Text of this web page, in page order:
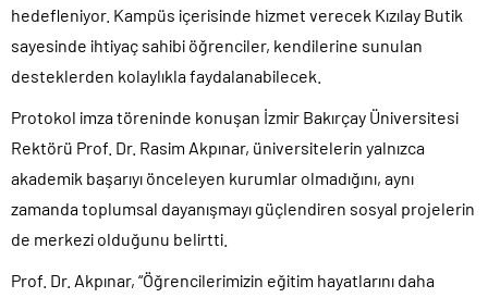
hedefleniyor. Kampüs içerisinde hizmet verecek Kızılay Butik
sayesinde ihtiyaç sahibi öğrenciler, kendilerine sunulan
desteklerden kolaylıkla faydalanabilecek.
Protokol imza töreninde konuşan İzmir Bakırçay Üniversitesi
Rektörü Prof. Dr. Rasim Akpınar, üniversitelerin yalnızca
akademik başarıyı önceleyen kurumlar olmadığını, aynı
zamanda toplumsal dayanışmayı güçlendiren sosyal projelerin
de merkezi olduğunu belirtti.
Prof. Dr. Akpınar, “Öğrencilerimizin eğitim hayatlarını daha